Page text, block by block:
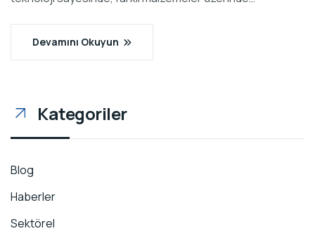
Devamını Okuyun
Kategoriler
Blog
Haberler
Sektörel